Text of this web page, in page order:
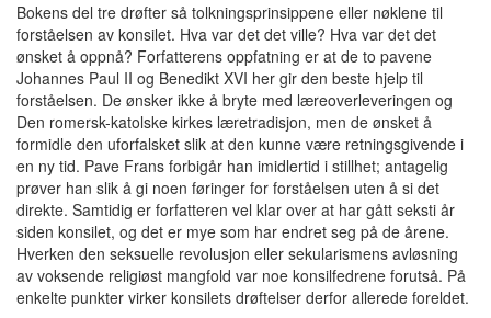
Bokens del tre drøfter så tolkningsprinsippene eller nøklene til
forståelsen av konsilet. Hva var det det ville? Hva var det det
ønsket å oppnå? Forfatterens oppfatning er at de to pavene
Johannes Paul II og Benedikt XVI her gir den beste hjelp til
forståelsen. De ønsker ikke å bryte med læreoverleveringen og
Den romersk-katolske kirkes læretradisjon, men de ønsket å
formidle den uforfalsket slik at den kunne være retningsgivende i
en ny tid. Pave Frans forbigår han imidlertid i stillhet; antagelig
prøver han slik å gi noen føringer for forståelsen uten å si det
direkte. Samtidig er forfatteren vel klar over at har gått seksti år
siden konsilet, og det er mye som har endret seg på de årene.
Hverken den seksuelle revolusjon eller sekularismens avløsning
av voksende religiøst mangfold var noe konsilfedrene forutså. På
enkelte punkter virker konsilets drøftelser derfor allerede foreldet.